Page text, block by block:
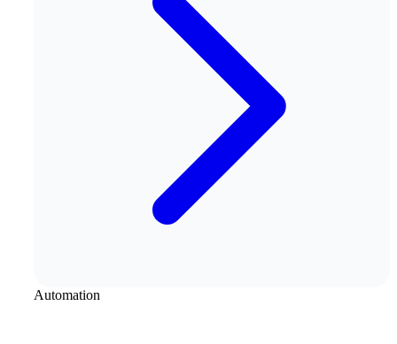
Automation